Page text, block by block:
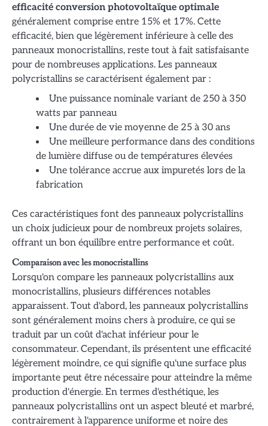
efficacité conversion photovoltaïque optimale
généralement comprise entre 15% et 17%. Cette
efficacité, bien que légèrement inférieure à celle des
panneaux monocristallins, reste tout à fait satisfaisante
pour de nombreuses applications. Les panneaux
polycristallins se caractérisent également par :
Une puissance nominale variant de 250 à 350
watts par panneau
Une durée de vie moyenne de 25 à 30 ans
Une meilleure performance dans des conditions
de lumière diffuse ou de températures élevées
Une tolérance accrue aux impuretés lors de la
fabrication
Ces caractéristiques font des panneaux polycristallins
un choix judicieux pour de nombreux projets solaires,
offrant un bon équilibre entre performance et coût.
Comparaison avec les monocristallins
Lorsqu'on compare les panneaux polycristallins aux
monocristallins, plusieurs différences notables
apparaissent. Tout d'abord, les panneaux polycristallins
sont généralement moins chers à produire, ce qui se
traduit par un coût d'achat inférieur pour le
consommateur. Cependant, ils présentent une efficacité
légèrement moindre, ce qui signifie qu'une surface plus
importante peut être nécessaire pour atteindre la même
production d'énergie. En termes d'esthétique, les
panneaux polycristallins ont un aspect bleuté et marbré,
contrairement à l'apparence uniforme et noire des